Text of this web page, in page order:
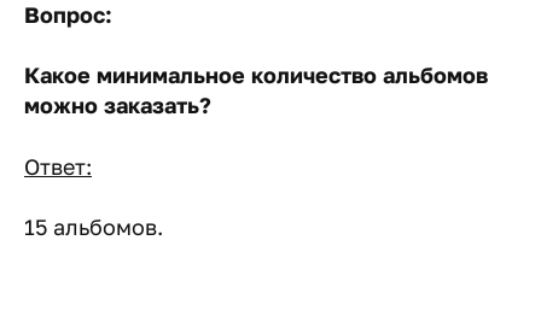
Вопрос:
Какое минимальное количество альбомов
можно заказать?
Ответ:
15 альбомов.